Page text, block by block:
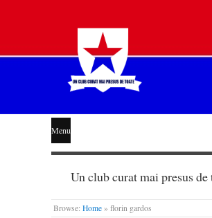
STEAUA
LIBERĂ
Menu
Un club curat mai presus de
Browse: Home » florin gardos